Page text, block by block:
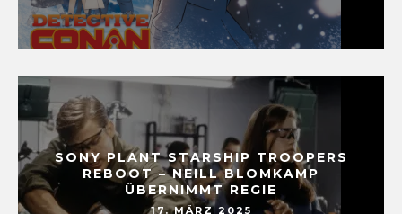
SONY PLANT STARSHIP TROOPERS
REBOOT – NEILL BLOMKAMP
ÜBERNIMMT REGIE
17. MÄRZ 2025